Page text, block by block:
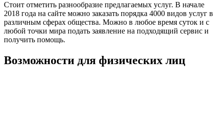
Стоит отметить разнообразие предлагаемых услуг. В начале
2018 года на сайте можно заказать порядка 4000 видов услуг в
различным сферах общества. Можно в любое время суток и с
любой точки мира подать заявление на подходящий сервис и
получить помощь.
Возможности для физических лиц